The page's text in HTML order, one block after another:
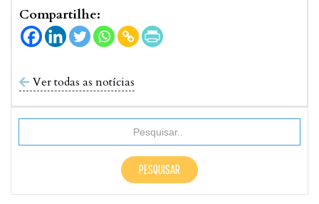
Compartilhe:
 Ver todas as notícias